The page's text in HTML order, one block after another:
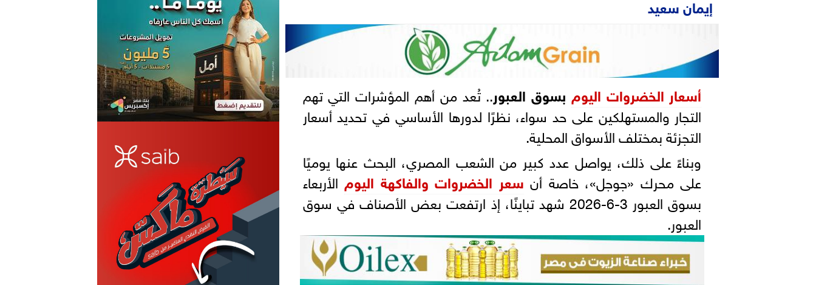
إيمان سعيد
أسعار الخضروات اليوم بسوق العبور.. تُعد من أهم المؤشرات التي تهم
التجار والمستهلكين على حد سواء، نظرًا لدورها الأساسي في تحديد أسعار
التجزئة بمختلف الأسواق المحلية.
وبناءً على ذلك، يواصل عدد كبير من الشعب المصري، البحث عنها يوميًا
على محرك «جوجل»، خاصة أن سعر الخضروات والفاكهة اليوم الأربعاء
بسوق العبور 3-6-2026 شهد تباينًا، إذ ارتفعت بعض الأصناف في سوق
العبور.